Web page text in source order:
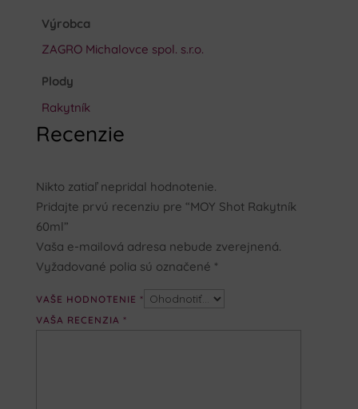
Výrobca
ZAGRO Michalovce spol. s.r.o.
Plody
Rakytník
Recenzie
Nikto zatiaľ nepridal hodnotenie.
Pridajte prvú recenziu pre “MOY Shot Rakytník
60ml”
Vaša e-mailová adresa nebude zverejnená.
Vyžadované polia sú označené *
VAŠE HODNOTENIE *
VAŠA RECENZIA *